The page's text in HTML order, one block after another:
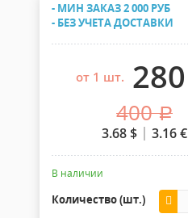
Защитные чехлы и Кейсы
Лежачий полицейский ИДН
- МИН ЗАКАЗ 2 000 РУБ
- БЕЗ УЧЕТА ДОСТАВКИ
от 1 шт. 280
400 .
3.68$ 3.16€
В наличии
Количество (шт.)